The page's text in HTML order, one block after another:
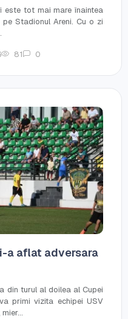
este tot mai mare înaintea
Stadionul Areni. Cu o zi
81 0
a aflat adversara
din turul al doilea al Cupei
primi vizita echipei USV